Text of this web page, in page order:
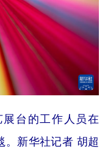
台的工作人员在
。新华社记者 胡超